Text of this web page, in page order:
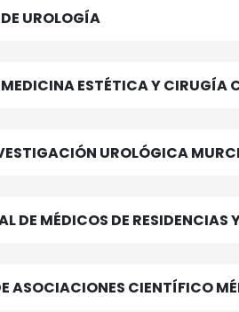
UROLOGÍA
ESTÉTICA Y CIRUGÍA
PARA LA INVESTIGACIÓN UROLÓGICA
DE MÉDICOS DE RESIDENCIAS
ASOCIACIONES CIENTÍFICO